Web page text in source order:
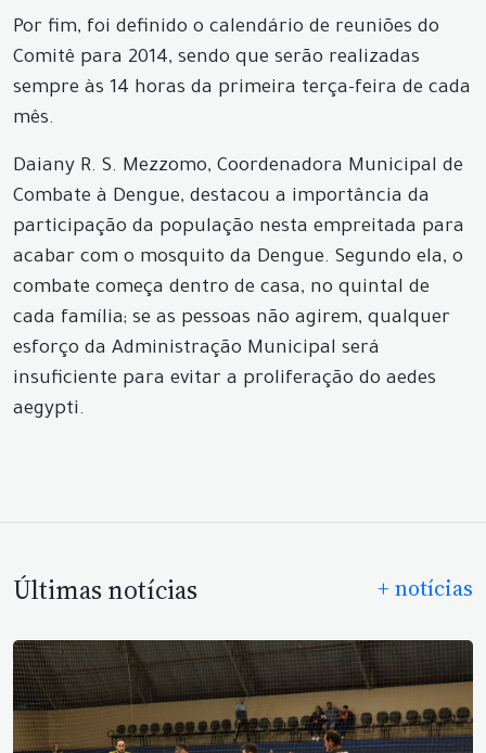
Por fim, foi definido o calendário de reuniões do
Comitê para 2014, sendo que serão realizadas
sempre às 14 horas da primeira terça-feira de cada
mês.
Daiany R. S. Mezzomo, Coordenadora Municipal de
Combate à Dengue, destacou a importância da
participação da população nesta empreitada para
acabar com o mosquito da Dengue. Segundo ela, o
combate começa dentro de casa, no quintal de
cada família; se as pessoas não agirem, qualquer
esforço da Administração Municipal será
insuficiente para evitar a proliferação do aedes
aegypti.
Últimas notícias + notícias